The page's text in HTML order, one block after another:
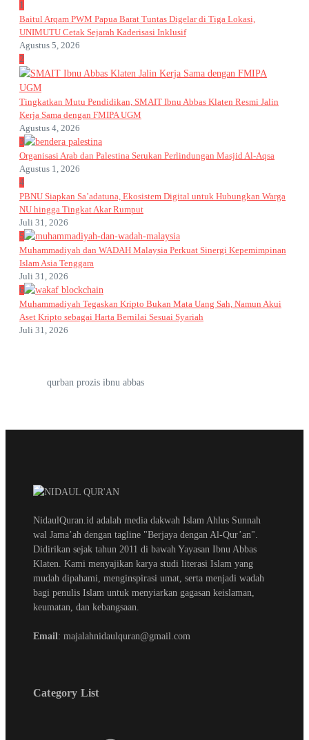
1
Baitul Arqam PWM Papua Barat Tuntas Digelar di Tiga Lokasi,
UNIMUTU Cetak Sejarah Kaderisasi Inklusif
Agustus 5, 2026
2
Tingkatkan Mutu Pendidikan, SMAIT Ibnu Abbas Klaten Resmi Jalin
Kerja Sama dengan FMIPA UGM
Agustus 4, 2026
3
Organisasi Arab dan Palestina Serukan Perlindungan Masjid Al-Aqsa
Agustus 1, 2026
4
PBNU Siapkan Sa’adatuna, Ekosistem Digital untuk Hubungkan Warga
NU hingga Tingkat Akar Rumput
Juli 31, 2026
5
Muhammadiyah dan WADAH Malaysia Perkuat Sinergi Kepemimpinan
Islam Asia Tenggara
Juli 31, 2026
6
Muhammadiyah Tegaskan Kripto Bukan Mata Uang Sah, Namun Akui
Aset Kripto sebagai Harta Bernilai Sesuai Syariah
Juli 31, 2026
qurban prozis ibnu abbas
NidaulQuran.id adalah media dakwah Islam Ahlus Sunnah
wal Jama’ah dengan tagline "Berjaya dengan Al-Qur’an".
Didirikan sejak tahun 2011 di bawah Yayasan Ibnu Abbas
Klaten. Kami menyajikan karya studi literasi Islam yang
mudah dipahami, menginspirasi umat, serta menjadi wadah
bagi penulis Islam untuk menyiarkan gagasan keislaman,
keumatan, dan kebangsaan.
Email: majalahnidaulquran@gmail.com
Category List